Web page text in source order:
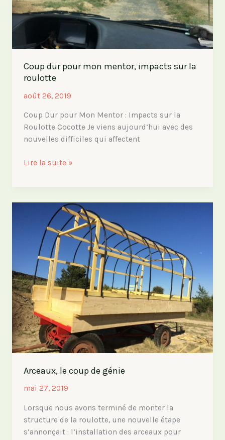
Coup dur pour mon mentor, impacts sur la
roulotte
août 26, 2019
Coup Dur pour Mon Mentor : Impacts sur la
Roulotte Cocotte Je viens aujourd’hui avec des
nouvelles difficiles qui affectent
Coup
impacts
roulotte
Lire la suite »
Arceaux, le coup de génie
mai 27, 2019
Lorsque nous avons terminé de monter la
structure de la roulotte, une nouvelle étape
s’annonçait : l’installation des arceaux pour